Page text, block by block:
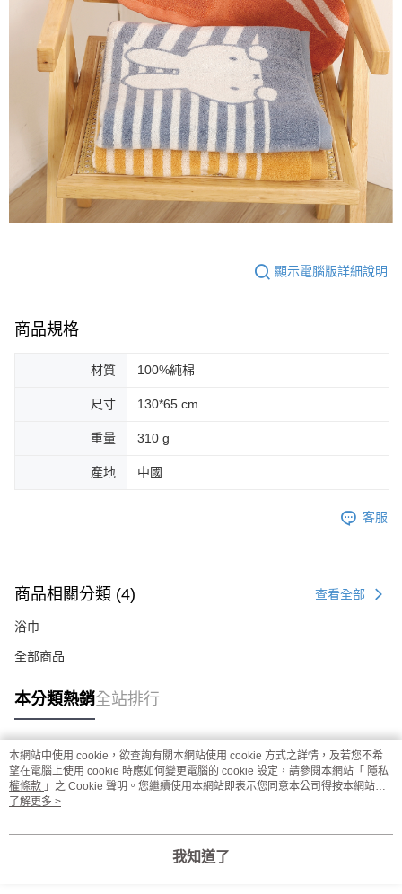
顯示電腦版詳細說明
商品規格
材質 100%純棉
尺寸 130*65 cm
重量 310 g
產地 中國
客服
商品相關分類 (4) 查看全部
浴巾
全部商品
本分類熱銷全站排行
熱門標籤
本網站中使用 cookie，欲查詢有關本網站使用 cookie 方式之詳情，及若您不希
望在電腦上使用 cookie 時應如何變更電腦的 cookie 設定，請參閱本網站「 隱私
權條款 」之 Cookie 聲明。您繼續使用本網站即表示您同意本公司得按本網站使
用條款之 Cookie 聲明使用 cookie。
了解更多 >
我知道了